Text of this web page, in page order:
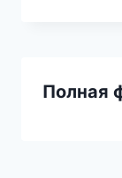
Полная